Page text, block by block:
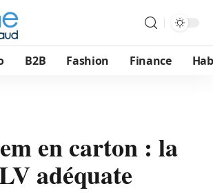
B2B Fashion Finance
en carton : la
adéquate